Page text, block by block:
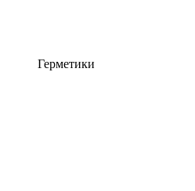
Герметики